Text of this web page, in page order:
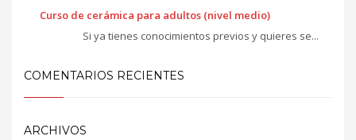
Curso de cerámica para adultos (nivel medio)
Si ya tienes conocimientos previos y quieres se...
COMENTARIOS RECIENTES
ARCHIVOS